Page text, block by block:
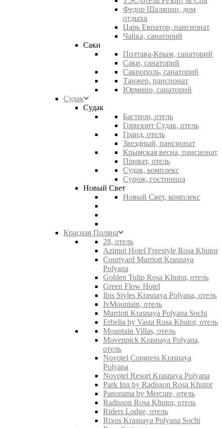
Федор Шаляпин, дом
отдыха
Царь Евпатор, пансионат
Чайка, санаторий
Саки
Полтава-Крым, санаторий
Саки, санаторий
Сакрополь, санаторий
Танжер, пансионат
Юрмино, санаторий
Судак
Судак
Бастион, отель
Горизонт Судак, отель
Гранд, отель
Звездный, пансионат
Крымская весна, пансионат
Приват, отель
Судак, комплекс
Сурож, гостиница
Новый Свет
Новый Свет, комплекс
Красная Поляна
28, отель
Azimut Hotel Freestyle Rosa Khutor
Courtyard Marriott Krasnaya
Polyana
Golden Tulip Rosa Khutor, отель
Green Flow Hotel
Ibis Styles Krasnaya Polyana, отель
IvMountain, отель
Marriott Krasnaya Polyana Sochi
Erbelia by Vasta Rosa Khutor, отель
Mountain Villas, отель
Movenpick Krasnaya Polyana,
отель
Novotel Congress Krasnaya
Polyana
Novotel Resort Krasnaya Polyana
Park Inn by Radisson Rosa Khutor
Panorama by Mercure, отель
Radisson Rosa Khutor, отель
Riders Lodge, отель
Rixos Krasnaya Polyana Sochi